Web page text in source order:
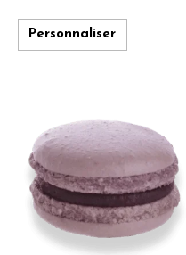
Personnaliser